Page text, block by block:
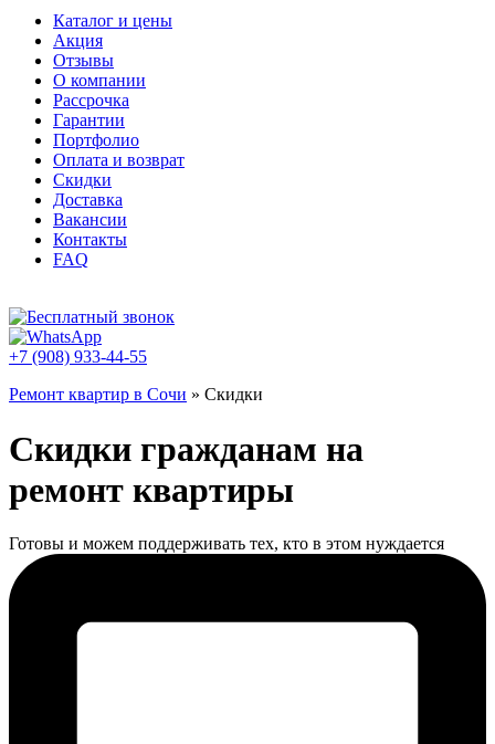
Каталог и цены
Акция
Отзывы
О компании
Рассрочка
Гарантии
Портфолио
Оплата и возврат
Скидки
Доставка
Вакансии
Контакты
FAQ
+7 (908) 933-44-55
Ремонт квартир в Сочи » Скидки
Скидки гражданам на
ремонт квартиры
Готовы и можем поддерживать тех, кто в этом нуждается